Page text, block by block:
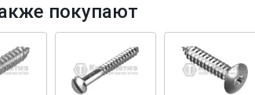
Cкрытый крепеж
Крепление террас и фасадов
покупают